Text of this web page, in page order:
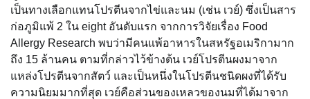
เป็นทางเลือกแทนโปรตีนจากไข่และนม (เช่น เวย์) ซึ่งเป็นสาร
ก่อภูมิแพ้ 2 ใน eight อันดับแรก จากการวิจัยเรื่อง Food
Allergy Research พบว่ามีคนแพ้อาหารในสหรัฐอเมริกามาก
ถึง 15 ล้านคน ตามที่กล่าวไว้ข้างต้น เวย์โปรตีนผงมาจาก
แหล่งโปรตีนจากสัตว์ และเป็นหนึ่งในโปรตีนชนิดผงที่ได้รับ
ความนิยมมากที่สุด เวย์คือส่วนของเหลวของนมที่ได้มาจาก